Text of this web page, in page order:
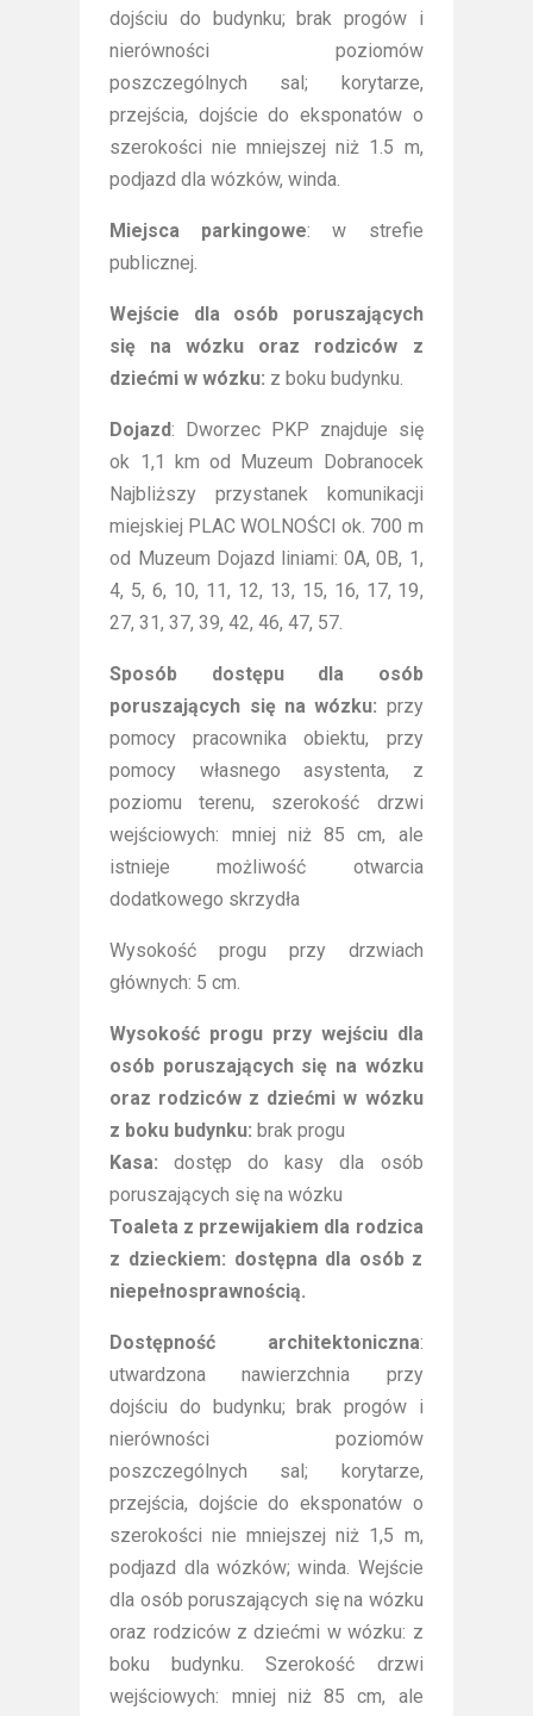
dojściu do budynku; brak progów i
nierówności poziomów
poszczególnych sal; korytarze,
przejścia, dojście do eksponatów o
szerokości nie mniejszej niż 1.5 m,
podjazd dla wózków, winda.
Miejsca parkingowe: w strefie
publicznej.
Wejście dla osób poruszających
się na wózku oraz rodziców z
dziećmi w wózku: z boku budynku.
Dojazd: Dworzec PKP znajduje się
ok 1,1 km od Muzeum Dobranocek
Najbliższy przystanek komunikacji
miejskiej PLAC WOLNOŚCI ok. 700 m
od Muzeum Dojazd liniami: 0A, 0B, 1,
4, 5, 6, 10, 11, 12, 13, 15, 16, 17, 19,
27, 31, 37, 39, 42, 46, 47, 57.
Sposób dostępu dla osób
poruszających się na wózku: przy
pomocy pracownika obiektu, przy
pomocy własnego asystenta, z
poziomu terenu, szerokość drzwi
wejściowych: mniej niż 85 cm, ale
istnieje możliwość otwarcia
dodatkowego skrzydła
Wysokość progu przy drzwiach
głównych: 5 cm.
Wysokość progu przy wejściu dla
osób poruszających się na wózku
oraz rodziców z dziećmi w wózku
z boku budynku: brak progu
Kasa: dostęp do kasy dla osób
poruszających się na wózku
Toaleta z przewijakiem dla rodzica
z dzieckiem: dostępna dla osób z
niepełnosprawnością.
Dostępność architektoniczna:
utwardzona nawierzchnia przy
dojściu do budynku; brak progów i
nierówności poziomów
poszczególnych sal; korytarze,
przejścia, dojście do eksponatów o
szerokości nie mniejszej niż 1,5 m,
podjazd dla wózków; winda. Wejście
dla osób poruszających się na wózku
oraz rodziców z dziećmi w wózku: z
boku budynku. Szerokość drzwi
wejściowych: mniej niż 85 cm, ale